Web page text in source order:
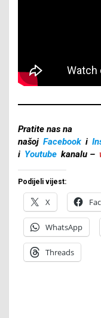
Pratite nas na
našoj Facebook i
i Youtube kanalu –
Podijeli vijest:
X
WhatsApp
Threads